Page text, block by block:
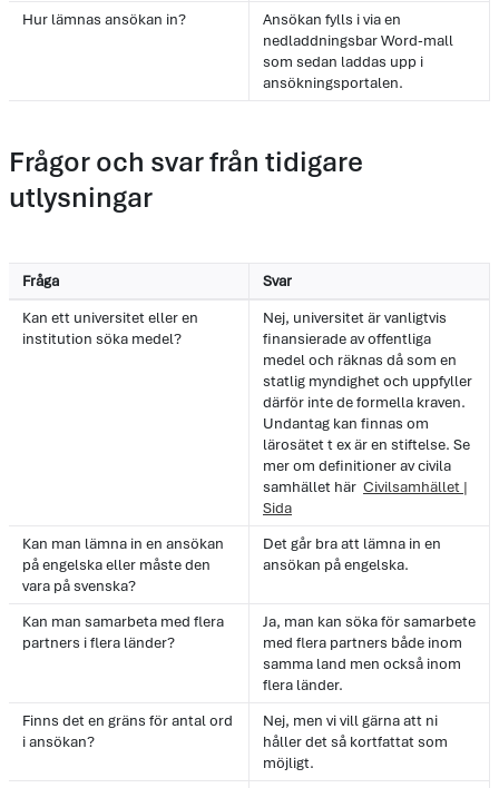
Hur lämnas ansökan in?
Ansökan fylls i via en
nedladdningsbar Word-mall
som sedan laddas upp i
ansökningsportalen.
Frågor och svar från tidigare
utlysningar
Fråga
Svar
Kan ett universitet eller en
institution söka medel?
Nej, universitet är vanligtvis
finansierade av offentliga
medel och räknas då som en
statlig myndighet och uppfyller
därför inte de formella kraven.
Undantag kan finnas om
lärosätet t ex är en stiftelse. Se
mer om definitioner av civila
samhället här Civilsamhället |
Sida
Kan man lämna in en ansökan
på engelska eller måste den
vara på svenska?
Det går bra att lämna in en
ansökan på engelska.
Kan man samarbeta med flera
partners i flera länder?
Ja, man kan söka för samarbete
med flera partners både inom
samma land men också inom
flera länder.
Finns det en gräns för antal ord
i ansökan?
Nej, men vi vill gärna att ni
håller det så kortfattat som
möjligt.